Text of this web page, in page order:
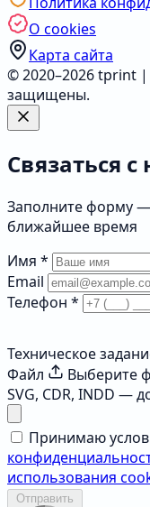
О cookies
Карта сайта
© 2020–2026 tprint
защищены.
Связаться
Заполните форму
ближайшее время
Имя *
Email
Телефон *
Техническое
Файл
Выберите
SVG, CDR, INDD —
Принимаю
использования
Отправить